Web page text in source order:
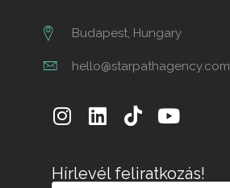
Budapest, Hungary
hello@starpathagency.com
Hírlevél feliratkozás!